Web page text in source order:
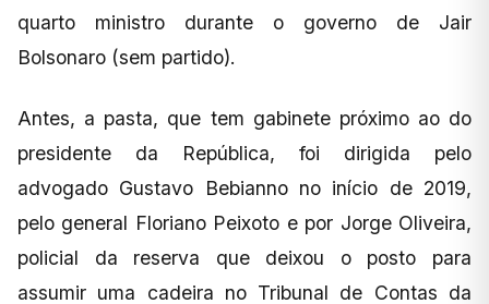
quarto ministro durante o governo de Jair
Bolsonaro (sem partido).
Antes, a pasta, que tem gabinete próximo ao do
presidente da República, foi dirigida pelo
advogado Gustavo Bebianno no início de 2019,
pelo general Floriano Peixoto e por Jorge Oliveira,
policial da reserva que deixou o posto para
assumir uma cadeira no Tribunal de Contas da